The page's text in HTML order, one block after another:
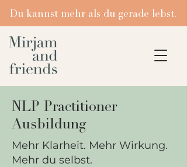
Du kannst mehr als du gerade lebst.
NLP Practitioner
Ausbildung
Mehr Klarheit. Mehr Wirkung.
Mehr du selbst.